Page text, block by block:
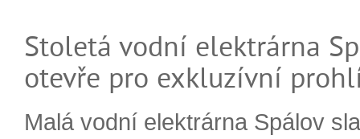
Stoletá vodní elektrárna
otevře pro exkluzívní
Malá vodní elektrárna Spálov